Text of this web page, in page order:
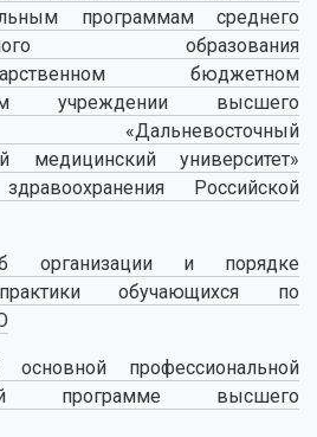
программам среднего
образования
бюджетном
учреждении высшего
«Дальневосточный
медицинский университет»
Российской
организации и порядке
обучающихся по
профессиональной
программе высшего